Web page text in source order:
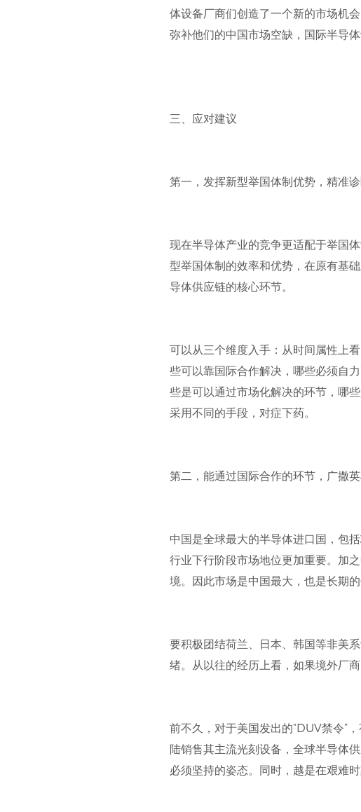
体设备厂商们创造了一个新的市场机
弥补他们的中国市场空缺，国际半导
三、应对建议
第一，发挥新型举国体制优势，精准诊
现在半导体产业的竞争更适配于举国
型举国体制的效率和优势，在原有基
导体供应链的核心环节。
可以从三个维度入手：从时间属性上
些可以靠国际合作解决，哪些必须自
些是可以通过市场化解决的环节，哪
采用不同的手段，对症下药。
第二，能通过国际合作的环节，广撒
中国是全球最大的半导体进口国，包
行业下行阶段市场地位更加重要。加
境。因此市场是中国最大，也是长期
要积极团结荷兰、日本、韩国等非美
绪。从以往的经历上看，如果境外厂
前不久，对于美国发出的“DUV禁令”
陆销售其主流光刻设备，全球半导体
必须坚持的姿态。同时，越是在艰难